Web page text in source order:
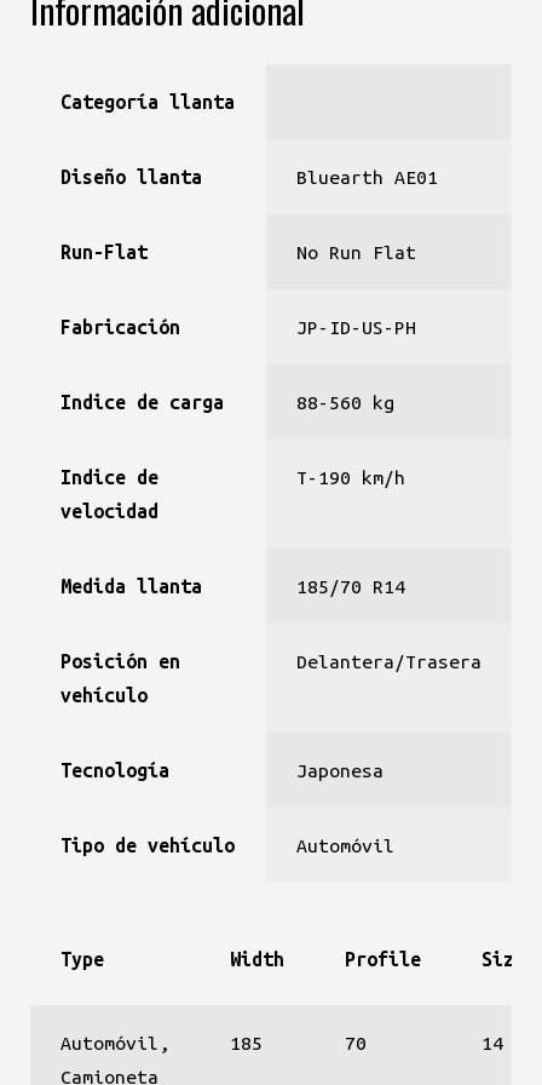
Categoría llanta
Diseño llanta Bluearth AE01
Run-Flat No Run Flat
Fabricación JP-ID-US-PH
Indice de carga 88-560 kg
Indice de
velocidad
T-190 km/h
Medida llanta 185/70 R14
Posición en
vehículo
Delantera/Trasera
Tecnología Japonesa
Tipo de vehículo Automóvil
Type Width Profile Size
Automóvil,
Camioneta
185 70 14